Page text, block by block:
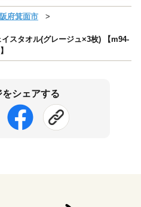
府箕面市
スタオル(グレージュ×3枚) 【m94-
をシェアする